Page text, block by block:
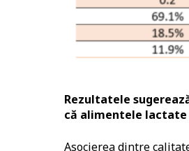
Rezultatele
că alimentele lactate
Asocierea dintre